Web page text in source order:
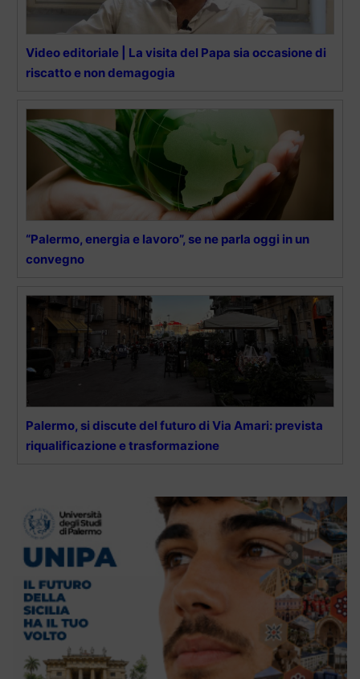
Video editoriale | La visita del Papa sia occasione di
riscatto e non demagogia
“Palermo, energia e lavoro”, se ne parla oggi in un
convegno
Palermo, si discute del futuro di Via Amari: prevista
riqualificazione e trasformazione